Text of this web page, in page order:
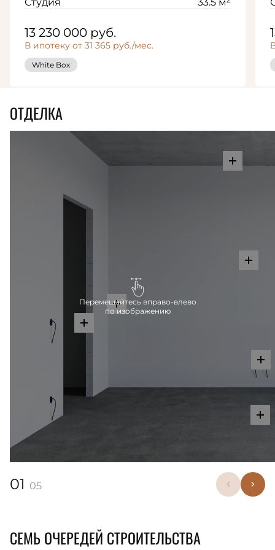
13 230 000 руб.
В ипотеку от 31 365 руб./мес.
White Box
ОТДЕЛКА
Перемещайтесь вправо-влево
по изображению
01 05
СЕМЬ ОЧЕРЕДЕЙ СТРОИТЕЛЬСТВА